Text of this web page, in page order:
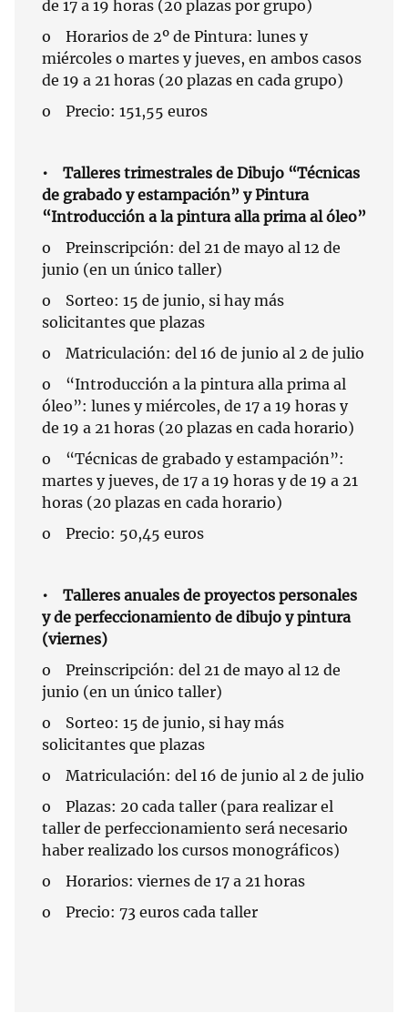
de 17 a 19 horas (20 plazas por grupo)
o Horarios de 2º de Pintura: lunes y
miércoles o martes y jueves, en ambos casos
de 19 a 21 horas (20 plazas en cada grupo)
o Precio: 151,55 euros
• Talleres trimestrales de Dibujo “Técnicas
de grabado y estampación” y Pintura
“Introducción a la pintura alla prima al óleo”
o Preinscripción: del 21 de mayo al 12 de
junio (en un único taller)
o Sorteo: 15 de junio, si hay más
solicitantes que plazas
o Matriculación: del 16 de junio al 2 de julio
o “Introducción a la pintura alla prima al
óleo”: lunes y miércoles, de 17 a 19 horas y
de 19 a 21 horas (20 plazas en cada horario)
o “Técnicas de grabado y estampación”:
martes y jueves, de 17 a 19 horas y de 19 a 21
horas (20 plazas en cada horario)
o Precio: 50,45 euros
• Talleres anuales de proyectos personales
y de perfeccionamiento de dibujo y pintura
(viernes)
o Preinscripción: del 21 de mayo al 12 de
junio (en un único taller)
o Sorteo: 15 de junio, si hay más
solicitantes que plazas
o Matriculación: del 16 de junio al 2 de julio
o Plazas: 20 cada taller (para realizar el
taller de perfeccionamiento será necesario
haber realizado los cursos monográficos)
o Horarios: viernes de 17 a 21 horas
o Precio: 73 euros cada taller